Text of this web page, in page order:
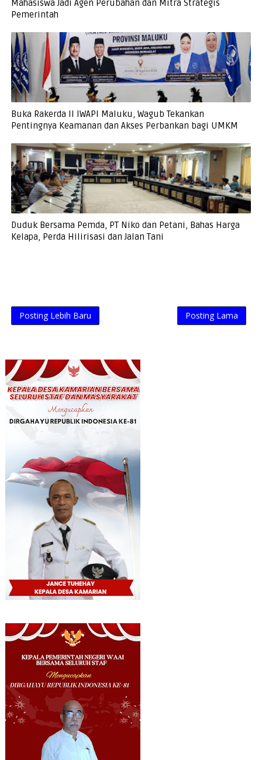
Mahasiswa Jadi Agen Perubahan dan Mitra Strategis
Pemerintah
Buka Rakerda II IWAPI Maluku, Wagub Tekankan
Pentingnya Keamanan dan Akses Perbankan bagi UMKM
Duduk Bersama Pemda, PT Niko dan Petani, Bahas Harga
Kelapa, Perda Hilirisasi dan Jalan Tani
Posting Lebih Baru Posting Lama